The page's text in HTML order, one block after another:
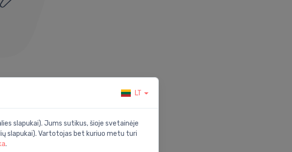
kurio ieškote.
nuorodų:
LT
slapukai). Jums sutikus, šioje svetainėje
slapukai). Vartotojas bet kuriuo metu turi
.